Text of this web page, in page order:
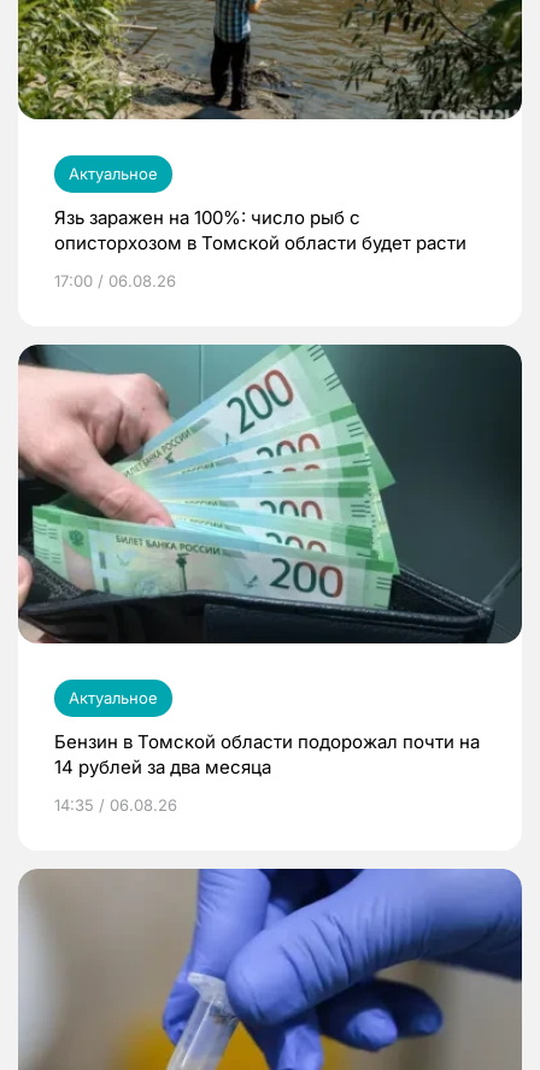
Актуальное
Язь заражен на 100%: число рыб с
описторхозом в Томской области будет расти
17:00 / 06.08.26
Актуальное
Бензин в Томской области подорожал почти на
14 рублей за два месяца
14:35 / 06.08.26